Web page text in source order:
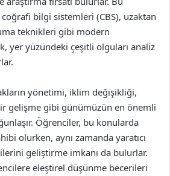
bilgi sistemleri (CBS), uzaktan
teknikleri gibi modern
yer yüzündeki çeşitli olguları analiz
yönetimi, iklim değişikliği,
gelişme gibi günümüzün en önemli
Öğrenciler, bu konularda
olurken, aynı zamanda yaratıcı
geliştirme imkanı da bulurlar.
eleştirel düşünme becerileri